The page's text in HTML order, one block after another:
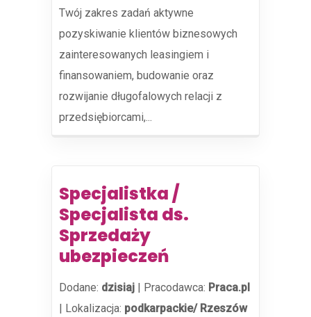
Twój zakres zadań aktywne
pozyskiwanie klientów biznesowych
zainteresowanych leasingiem i
finansowaniem, budowanie oraz
rozwijanie długofalowych relacji z
przedsiębiorcami,...
Specjalistka /
Specjalista ds.
Sprzedaży
ubezpieczeń
Dodane: dzisiaj | Pracodawca: Praca.pl
| Lokalizacja: podkarpackie/ Rzeszów